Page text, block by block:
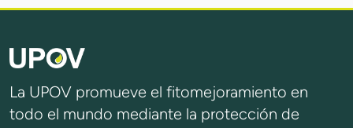
La UPOV promueve el fitomejoramiento en
todo el mundo mediante la protección de